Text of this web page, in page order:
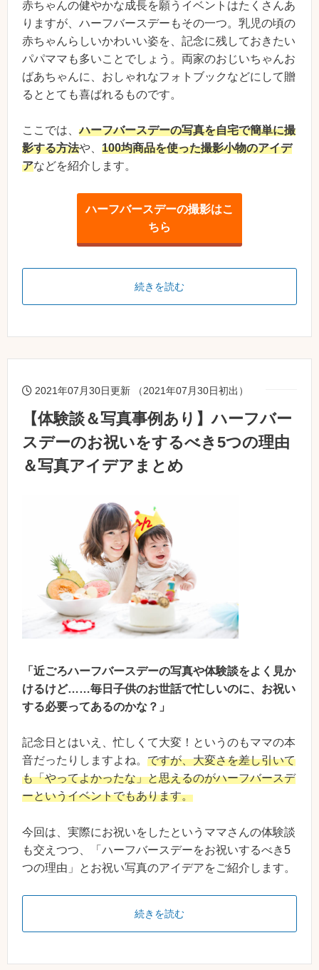
赤ちゃんの健やかな成長を願うイベントはたくさんあ
りますが、ハーフバースデーもその一つ。乳児の頃の
赤ちゃんらしいかわいい姿を、記念に残しておきたい
パパママも多いことでしょう。両家のおじいちゃんお
ばあちゃんに、おしゃれなフォトブックなどにして贈
るととても喜ばれるものです。
ここでは、ハーフバースデーの写真を自宅で簡単に撮
影する方法や、 100均商品を使った撮影小物のアイデ
アなどを紹介します。
ハーフバースデーの撮影はこ
ちら
続きを読む
2021年07月30日更新 （2021年07月30日初出）
【体験談＆写真事例あり】ハーフバー
スデーのお祝いをするべき5つの理由
＆写真アイデアまとめ
「近ごろハーフバースデーの写真や体験談をよく見か
けるけど……毎日子供のお世話で忙しいのに、お祝い
する必要ってあるのかな？」
記念日とはいえ、忙しくて大変！というのもママの本
音だったりしますよね。 ですが、大変さを差し引いて
も「やってよかったな」と思えるのがハーフバースデ
ーというイベントでもあります。
今回は、実際にお祝いをしたというママさんの体験談
も交えつつ、「ハーフバースデーをお祝いするべき5
つの理由」とお祝い写真のアイデアをご紹介します。
続きを読む